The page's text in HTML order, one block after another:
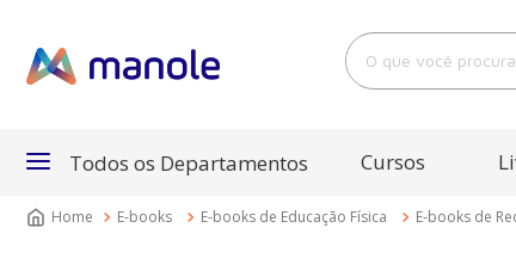
O que você procura?
Todos os Departamentos Cursos
E-books E-books de Educação Física E-books de